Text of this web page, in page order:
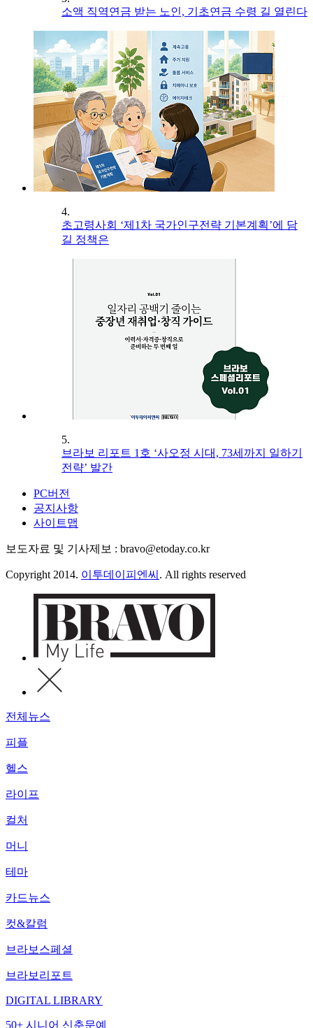
소액 직역연금 받는 노인, 기초연금 수령 길 열린다
4.
초고령사회 ‘제1차 국가인구전략 기본계획’에 담
길 정책은
5.
브라보 리포트 1호 ‘사오정 시대, 73세까지 일하기
전략’ 발간
PC버전
공지사항
사이트맵
보도자료 및 기사제보 : bravo@etoday.co.kr
Copyright 2014. 이투데이피엔씨 . All rights reserved
전체뉴스
피플
헬스
라이프
컬처
머니
테마
카드뉴스
컷&칼럼
브라보스페셜
브라보리포트
DIGITAL LIBRARY
50+ 시니어 신춘문예